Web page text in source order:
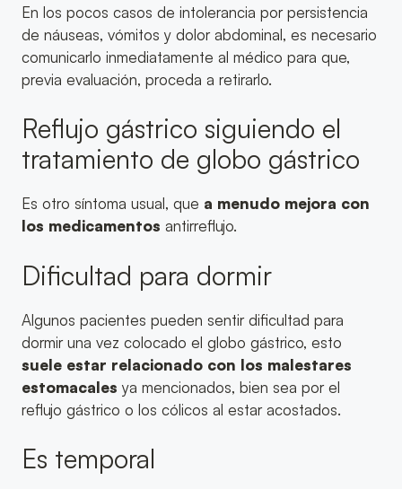
En los pocos casos de intolerancia por persistencia
de náuseas, vómitos y dolor abdominal, es necesario
comunicarlo inmediatamente al médico para que,
previa evaluación, proceda a retirarlo.
Reflujo gástrico siguiendo el
tratamiento de globo gástrico
Es otro síntoma usual, que a menudo mejora con
los medicamentos antirreflujo.
Dificultad para dormir
Algunos pacientes pueden sentir dificultad para
dormir una vez colocado el globo gástrico, esto
suele estar relacionado con los malestares
estomacales ya mencionados, bien sea por el
reflujo gástrico o los cólicos al estar acostados.
Es temporal